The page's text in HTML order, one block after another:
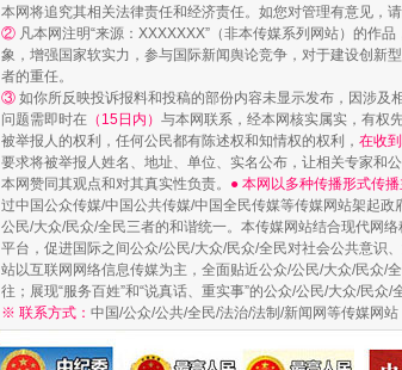
漫山遍野的桃花与雪山、麦地、白藏房
本网将追究其相关法律责任和经济责任。如您对管理有意见，
② 凡本网注明“来源：XXXXXXX”（非本传媒系列网站）的作
象，增强国家软实力，参与国际新闻舆论竞争，对于建设创新
者的重任。
③ 如你所反映投诉报料和投稿的部份内容未显示发布，因涉
问题需即时在 （15日内） 与本网联系，经本网核实属实，有权
被举报人的权利，任何公民都有陈述权和知情权的权利， 在收
要求将被举报人姓名、地址、单位、实名公布，让相关专家和
本网赞同其观点和对其真实性负责。 ● 本网以多种传播形式传
过中国公众传媒/中国公共传媒/中国全民传媒等传媒网站架起
公民/大众/民众/全民三者的和谐统一。本传媒网站结合现代网
平台，促进国际之间公众/公民/大众/民众/全民对社会公共意识
站以互联网网络信息传媒为主，全面贴近公众/公民/大众/民众/
往；展现“服务百姓”和“说真话、重实事”的公众/公民/大众/民众/
※ 联系方式： 中国/公众/公共/全民/法治/法制/新闻网等传媒网站